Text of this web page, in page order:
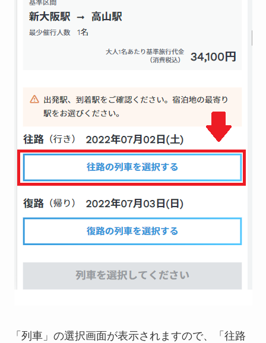
「列車」の選択画面が表示されますので、「往路